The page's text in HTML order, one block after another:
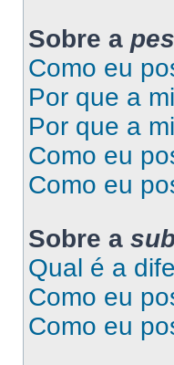
Sobre a
Como eu
Por que a
Por que a
Como eu
Como eu
Sobre a
Qual é a
Como eu
Como eu